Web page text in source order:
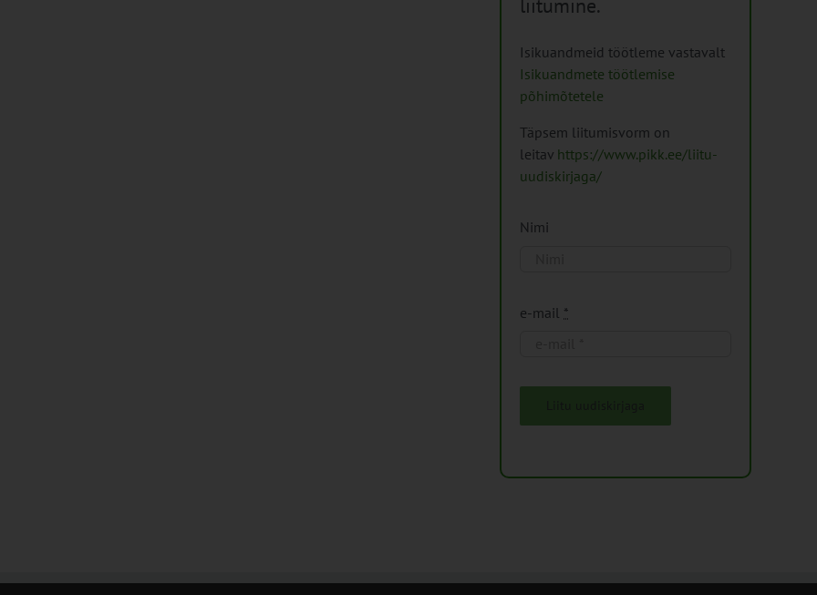
liitumine.
Isikuandmeid töötleme vastavalt
Isikuandmete töötlemise
põhimõtetele
Täpsem liitumisvorm on
leitav https://www.pikk.ee/liitu-
uudiskirjaga/
Nimi
e-mail *